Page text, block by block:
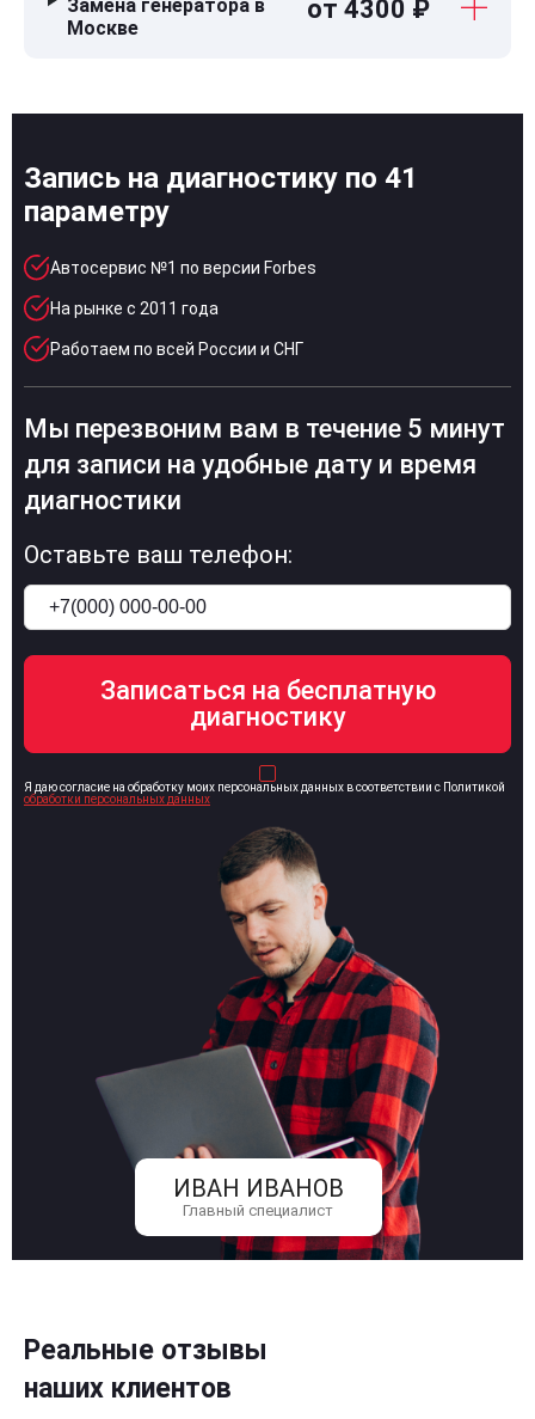
Замена генератора в
Москве
от 4300 ₽
Запись на диагностику по 41
параметру
Автосервис №1 по версии Forbes
На рынке с 2011 года
Работаем по всей России и СНГ
ИВАН ИВАНОВ
Главный специалист
Мы перезвоним вам в течение 5 минут
для записи на удобные дату и время
диагностики
Оставьте ваш телефон:
Я даю согласие на обработку моих персональных данных в соответствии с Политикой
обработки персональных данных
Реальные отзывы
наших клиентов